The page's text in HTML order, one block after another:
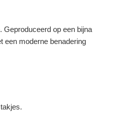
Geproduceerd op een bijna
een moderne benadering